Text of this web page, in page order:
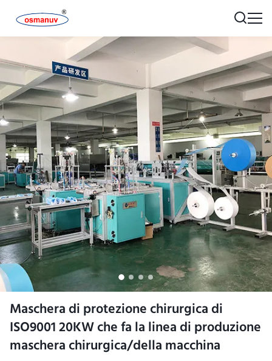
Maschera di protezione chirurgica di
ISO9001 20KW che fa la linea di produzione
maschera chirurgica/della macchina